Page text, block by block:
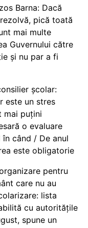
Barna: Dacă
pică toată
mai multe
Guvernului către
și nu par a fi
școlar:
este un stres
mai puțini
o evaluare
când / De anul
este obligatorie
pentru
care nu au
lista
cu autoritățile
spune un